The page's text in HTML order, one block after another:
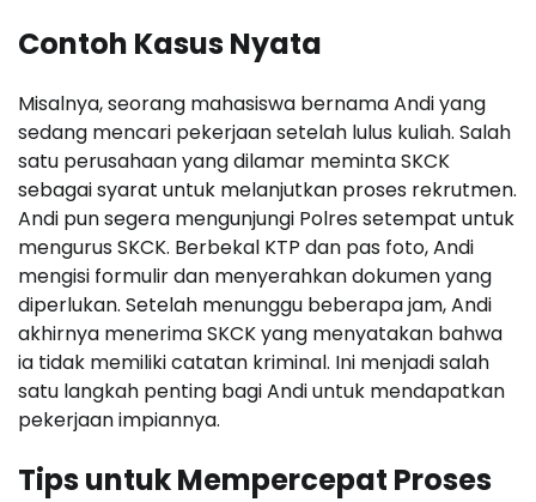
Contoh Kasus Nyata
Misalnya, seorang mahasiswa bernama Andi yang
sedang mencari pekerjaan setelah lulus kuliah. Salah
satu perusahaan yang dilamar meminta SKCK
sebagai syarat untuk melanjutkan proses rekrutmen.
Andi pun segera mengunjungi Polres setempat untuk
mengurus SKCK. Berbekal KTP dan pas foto, Andi
mengisi formulir dan menyerahkan dokumen yang
diperlukan. Setelah menunggu beberapa jam, Andi
akhirnya menerima SKCK yang menyatakan bahwa
ia tidak memiliki catatan kriminal. Ini menjadi salah
satu langkah penting bagi Andi untuk mendapatkan
pekerjaan impiannya.
Tips untuk Mempercepat Proses